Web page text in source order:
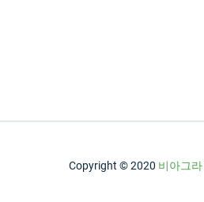
Copyright © 2020 비아그라